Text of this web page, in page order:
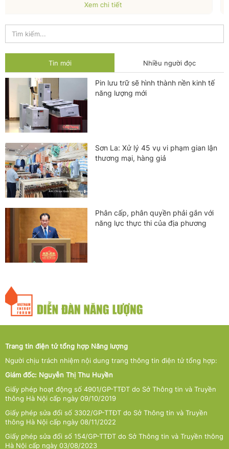
Xem chi tiết
Tin mới Nhiều người đọc
Pin lưu trữ sẽ hình thành nền kinh tế
năng lượng mới
Sơn La: Xử lý 45 vụ vi phạm gian lận
thương mại, hàng giả
Phân cấp, phân quyền phải gắn với
năng lực thực thi của địa phương
Trang tin điện tử tổng hợp Năng lượng
Người chịu trách nhiệm nội dung trang thông tin điện tử tổng hợp:
Giám đốc: Nguyễn Thị Thu Huyền
Giấy phép hoạt động số 4901/GP-TTĐT do Sở Thông tin và Truyền
thông Hà Nội cấp ngày 09/10/2019
Giấy phép sửa đổi số 3302/GP-TTĐT do Sở Thông tin và Truyền
thông Hà Nội cấp ngày 08/11/2022
Giấy phép sửa đổi số 154/GP-TTĐT do Sở Thông tin và Truyền thông
Hà Nội cấp ngày 03/08/2023